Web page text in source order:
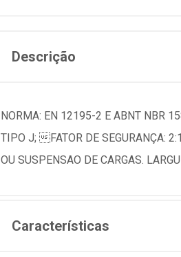
Descrição
NORMA: EN 12195-2 E ABNT NBR
TIPO J; FATOR DE SEGURANÇA:
OU SUSPENSAO DE CARGAS.
Características